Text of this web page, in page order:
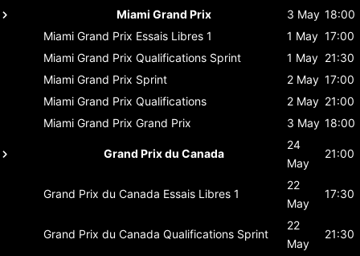
Miami Grand Prix 3 May 18:00
Miami Grand Prix Essais Libres 1 1 May 17:00
Miami Grand Prix Qualifications Sprint 1 May 21:30
Miami Grand Prix Sprint 2 May 17:00
Miami Grand Prix Qualifications 2 May 21:00
Miami Grand Prix Grand Prix 3 May 18:00
Grand Prix du Canada
24
May
21:00
Grand Prix du Canada Essais Libres 1
22
May
17:30
Grand Prix du Canada Qualifications Sprint
22
May
21:30